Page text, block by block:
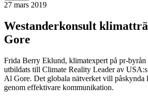
27 mars 2019
Westanderkonsult
Gore
Frida Berry Eklund, klimatexpert på pr-byrån
utbildats till Climate Reality Leader av
Al Gore. Det globala nätverket vill påskynda
genom effektivare kommunikation.